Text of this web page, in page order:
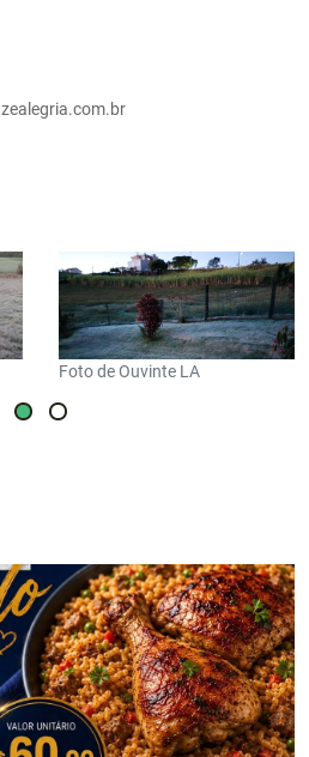
Foto de Ouvinte LA